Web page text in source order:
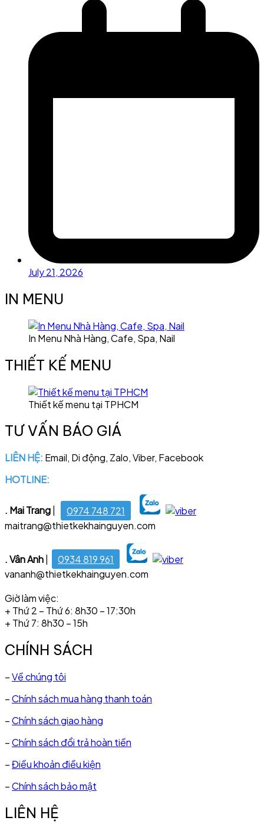
July 21, 2026
IN MENU
In Menu Nhà Hàng, Cafe, Spa, Nail
THIẾT KẾ MENU
Thiết kế menu tại TPHCM
TƯ VẤN BÁO GIÁ
LIÊN HỆ: Email, Di động, Zalo, Viber, Facebook
HOTLINE:
. Mai Trang
0974 748 721
maitrang@thietkekhainguyen.com
. Vân Anh
0934 819 961
vananh@thietkekhainguyen.com
Giờ làm việc:
+ Thứ 2 – Thứ 6: 8h30 – 17:30h
+ Thứ 7: 8h30 – 15h
CHÍNH SÁCH
–Về chúng tôi
–Chính sách mua hàng thanh toán
–Chính sách giao hàng
–Chính sách đổi trả hoàn tiền
–Điều khoản điều kiện
–Chính sách bảo mật
LIÊN HỆ